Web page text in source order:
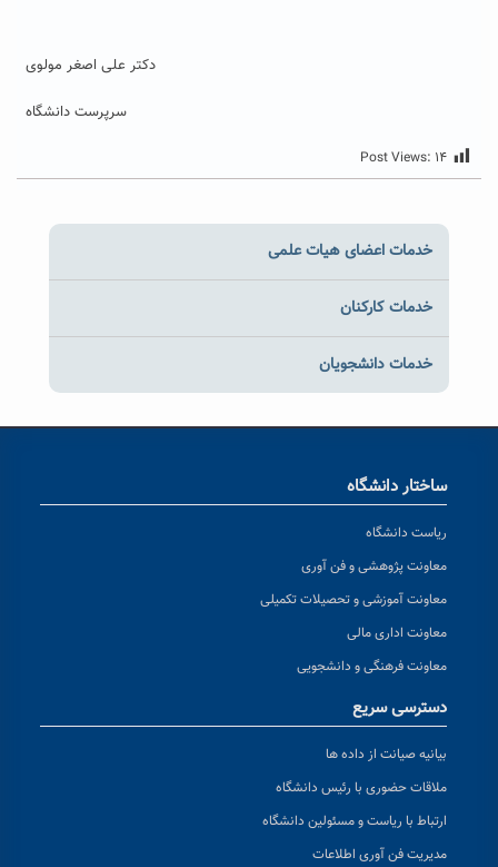
دکتر علی اصغر مولوی
سرپرست دانشگاه
Post Views: ۱۴
خدمات اعضای هیات علمی
خدمات کارکنان
خدمات دانشجویان
ساختار دانشگاه
ریاست دانشگاه
معاونت پژوهشی و فن آوری
معاونت آموزشی و تحصیلات تکمیلی
معاونت اداری مالی
معاونت فرهنگی و دانشجویی
دسترسی سریع
بیانیه صیانت از داده ها
ملاقات حضوری با رئیس دانشگاه
ارتباط با ریاست و مسئولین دانشگاه
مدیریت فن آوری اطلاعات